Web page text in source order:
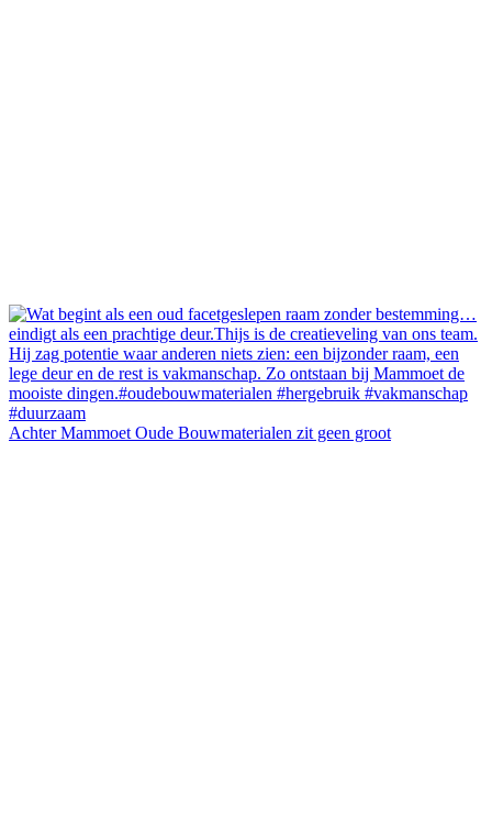
Achter Mammoet Oude Bouwmaterialen zit geen groot